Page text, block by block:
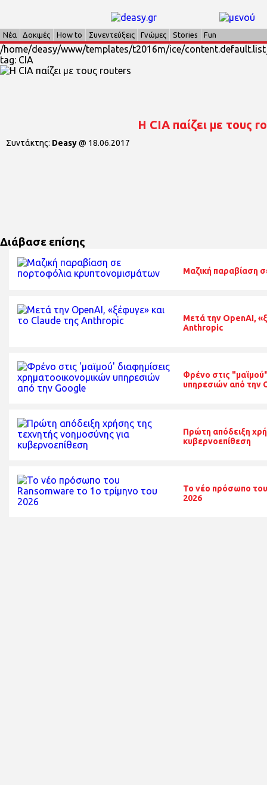
Νέα Δοκιμές How to Συνεντεύξεις Γνώμες Stories Fun
/home/deasy/www/templates/t2016m/ice/
tag: CIA
Η CIA παίζει με τους
Συντάκτης: Deasy@ 18.06.2017
Διάβασε επίσης
Μαζική παραβίαση
Μετά την OpenAI,
Anthropic
Φρένο στις
υπηρεσιών από την
Πρώτη απόδειξη
κυβερνοεπίθεση
Το νέο πρόσωπο
2026